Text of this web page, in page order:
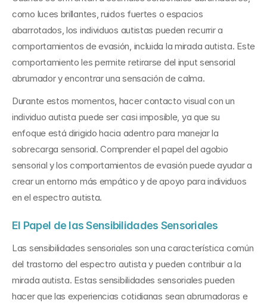
como luces brillantes, ruidos fuertes o espacios
abarrotados, los individuos autistas pueden recurrir a
comportamientos de evasión, incluida la mirada autista. Este
comportamiento les permite retirarse del input sensorial
abrumador y encontrar una sensación de calma.
Durante estos momentos, hacer contacto visual con un
individuo autista puede ser casi imposible, ya que su
enfoque está dirigido hacia adentro para manejar la
sobrecarga sensorial. Comprender el papel del agobio
sensorial y los comportamientos de evasión puede ayudar a
crear un entorno más empático y de apoyo para individuos
en el espectro autista.
El Papel de las Sensibilidades Sensoriales
Las sensibilidades sensoriales son una característica común
del trastorno del espectro autista y pueden contribuir a la
mirada autista. Estas sensibilidades sensoriales pueden
hacer que las experiencias cotidianas sean abrumadoras e